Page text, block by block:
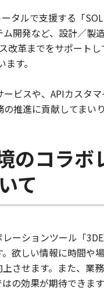
ルで支援する「
開発など、設計／製
革までをサポート
す。
ビスや、APIカスタ
推進に貢献してまいり
のコラ
て
ーションツール「
欲しい情報に時間や
させます。また、業
の効果が期待できます